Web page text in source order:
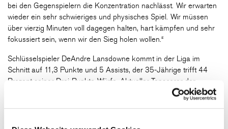
bei den Gegenspielern die Konzentration nachlässt. Wir erwarten
wieder ein sehr schwieriges und physisches Spiel. Wir müssen
über vierzig Minuten voll dagegen halten, hart kämpfen und sehr
fokussiert sein, wenn wir den Sieg holen wollen.“
Schlüsselspieler DeAndre Lansdowne kommt in der Liga im
Schnitt auf 11,3 Punkte und 5 Assists, der 35-Jährige trifft 44
Prozent seiner Drei-Punkte-Würfe. Aktueller Topscorer der
NINERS ist Aher Uguak mit 14,3 Zählern, gefolgt von Olivier